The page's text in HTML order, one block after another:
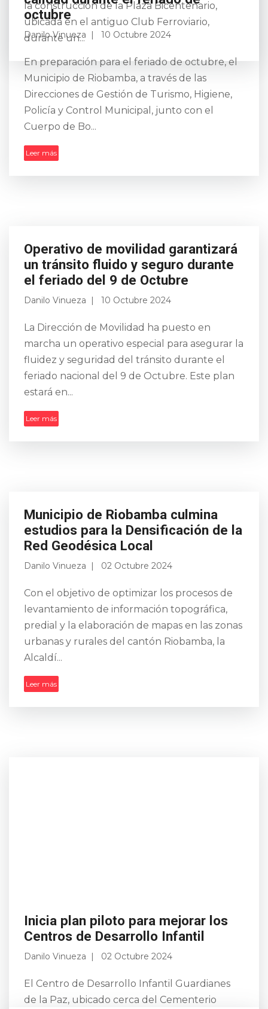
la construcción de la Plaza Bicentenario,
ubicada en el antiguo Club Ferroviario,
durante un...
Riobamba se alista para recibir a
los turistas con servicios de
calidad durante el feriado de
octubre
Danilo Vinueza 10 Octubre 2024
Policía y Control Municipal, junto con el
Cuerpo de Bo...
Leer más
Operativo de movilidad garantizará
un tránsito fluido y seguro durante
el feriado del 9 de Octubre
marcha un operativo especial para asegurar la
fluidez y seguridad del tránsito durante el
feriado nacional del 9 de Octubre. Este plan
Municipio de Riobamba culmina
estudios para la Densificación de la
Red Geodésica Local
Danilo Vinueza 02 Octubre 2024
Con el objetivo de optimizar los procesos de
levantamiento de información topográfica,
predial y la elaboración de mapas en las zonas
urbanas y rurales del cantón Riobamba, la
Alcaldí...
Leer más
Inicia plan piloto para mejorar los
Centros de Desarrollo Infantil
Danilo Vinueza 02 Octubre 2024
El Centro de Desarrollo Infantil Guardianes
de la Paz, ubicado cerca del Cementerio